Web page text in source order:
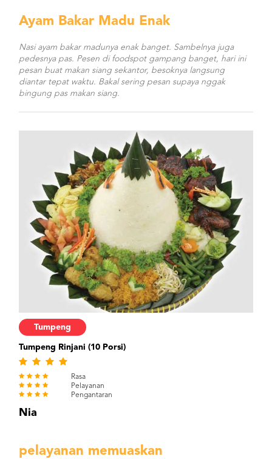
Ayam Bakar Madu Enak
Nasi ayam bakar madunya enak banget. Sambelnya juga
pedesnya pas. Pesen di foodspot gampang banget, hari ini
pesan buat makan siang sekantor, besoknya langsung
diantar tepat waktu. Bakal sering pesan supaya nggak
bingung pas makan siang.
Tumpeng
Tumpeng Rinjani (10 Porsi)
Rasa
Pelayanan
Pengantaran
Nia
pelayanan memuaskan